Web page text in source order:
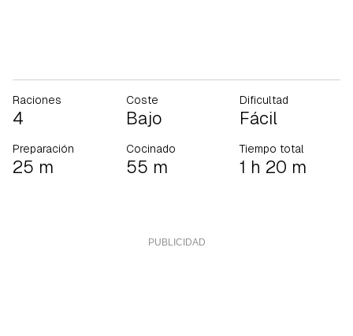
Raciones
4
Coste
Bajo
Dificultad
Fácil
Preparación
25 m
Cocinado
55 m
Tiempo total
1 h 20 m